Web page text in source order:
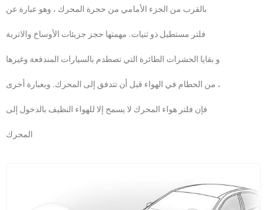
بالقرب من الجزء الأمامي من حجرة المحرك ، وهو عبارة عن
فلتر مستطيل ذو ثنيات. مهمتها حجز جزيئات الأوساخ والاتربة
و بقايا الحشرات الطائرة التي تصطدم بالسيارات المندفعة وغيرها
من الحطام في الهواء قبل أن تتدفق إلى المحرك. وبعبارة أخرى ،
فإن فلتر هواء المحرك لا يسمح إلا للهواء النظيف بالدخول إلى
المحرك